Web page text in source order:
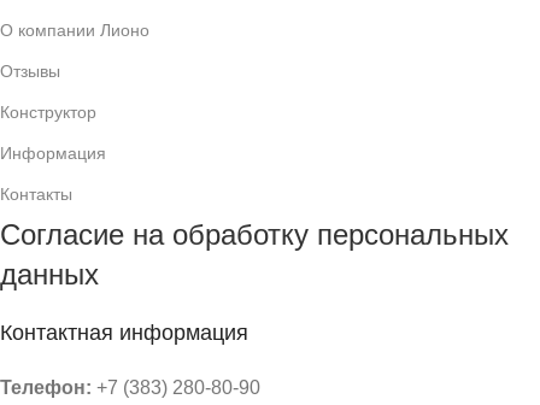
О компании Лионо
Отзывы
Конструктор
Информация
Контакты
Согласие на обработку персональных
данных
Контактная информация
Телефон: +7 (383) 280-80-90